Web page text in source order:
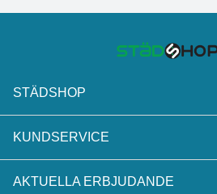
STÄDSHOP
KUNDSERVICE
AKTUELLA ERBJUDANDE